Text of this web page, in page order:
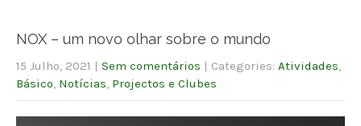
NOX – um novo olhar sobre o mundo
15 Julho, 2021 | Sem comentários | Categories: Atividades
Básico Notícias Projectos e Clubes